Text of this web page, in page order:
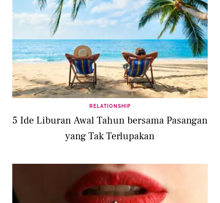
RELATIONSHIP
5 Ide Liburan Awal Tahun bersama Pasangan
yang Tak Terlupakan